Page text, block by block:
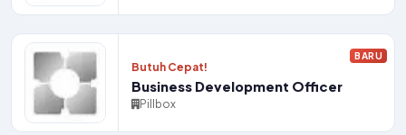
Butuh Cepat!
Business Development Officer
Pillbox
BARU